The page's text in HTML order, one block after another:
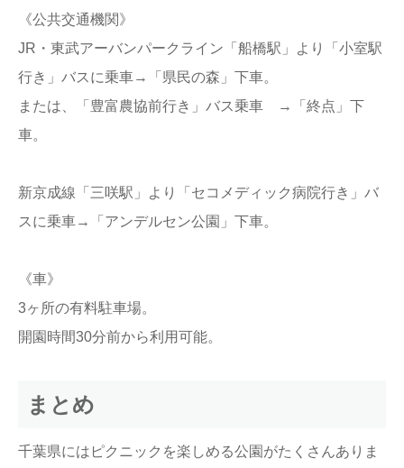
《公共交通機関》
JR・東武アーバンパークライン「船橋駅」より「小室駅
行き」バスに乗車→「県民の森」下車。
または、「豊富農協前行き」バス乗車 →「終点」下
車。
新京成線「三咲駅」より「セコメディック病院行き」バ
スに乗車→「アンデルセン公園」下車。
《車》
3ヶ所の有料駐車場。
開園時間30分前から利用可能。
まとめ
千葉県にはピクニックを楽しめる公園がたくさんありま